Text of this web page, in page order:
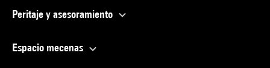
Peritaje y asesoramiento
Espacio mecenas